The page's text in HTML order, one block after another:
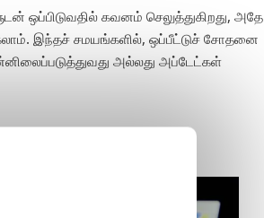
ஒப்பிடுவதில் கவனம் செலுத்துகிறது, அதே
இந்தச் சமயங்களில், ஒப்பீட்டுச் சோதனை
அல்லது அப்டேட்கள்